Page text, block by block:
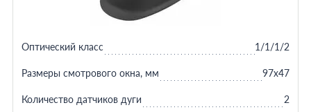
Оптический класс 1/1/1/2
Размеры смотрового окна, мм 97x47
Количество датчиков дуги 2